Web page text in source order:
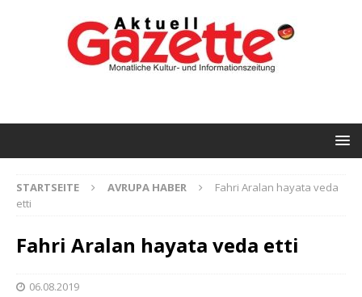
STARTSEITE AVRUPA HABER
Fahri Aralan hayata veda
etti
Fahri Aralan hayata veda etti
06.08.2019